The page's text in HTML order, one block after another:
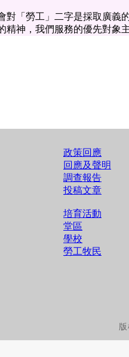
對「勞工」二字是採取廣義
精神，我們服務的優先對象
政策回應
回應及聲明
調查報告
投稿文章
培育活動
堂區
學校
勞工牧民